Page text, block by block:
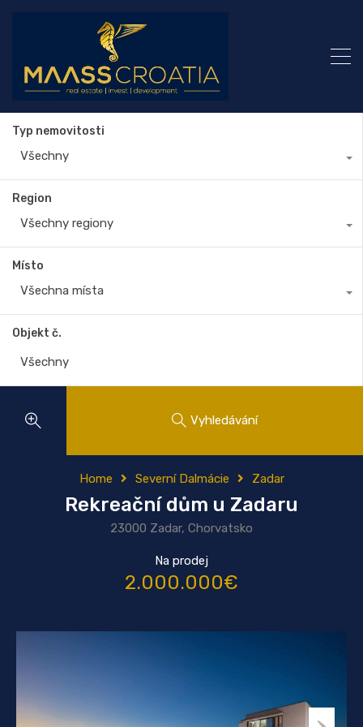
Typ nemovitosti
Všechny
Region
Všechny regiony
Místo
Všechna místa
Objekt č.
Vyhledávání
Home Severní Dalmácie Zadar
Rekreační dům u Zadaru
23000 Zadar, Chorvatsko
Na prodej
2.000.000€